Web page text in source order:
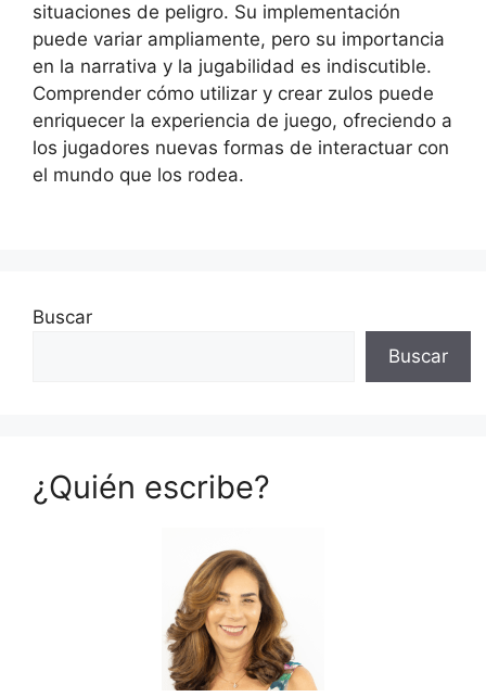
situaciones de peligro. Su implementación
puede variar ampliamente, pero su importancia
en la narrativa y la jugabilidad es indiscutible.
Comprender cómo utilizar y crear zulos puede
enriquecer la experiencia de juego, ofreciendo a
los jugadores nuevas formas de interactuar con
el mundo que los rodea.
Buscar
Buscar
¿Quién escribe?